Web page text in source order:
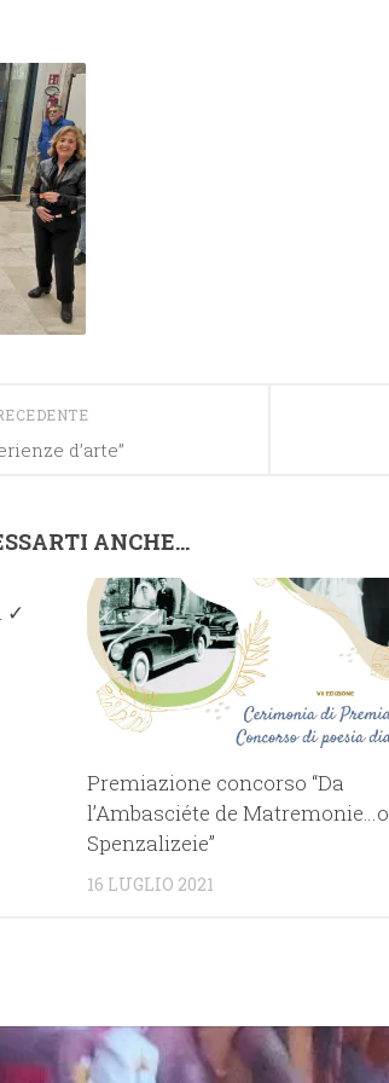
d’arte”
ANCHE...
✓
Premiazione concorso “Da
l’Ambasciéte de Matremonie…o
Spenzalizeie”
16 LUGLIO 2021